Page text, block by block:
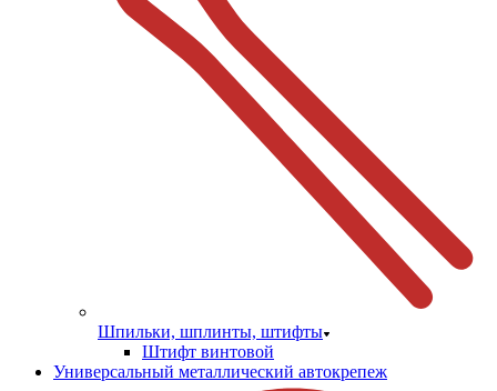
Шпильки, шплинты, штифты
Штифт винтовой
Универсальный металлический автокрепеж